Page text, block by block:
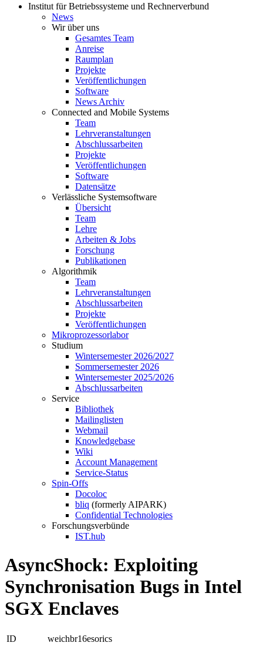
Institut für Betriebssysteme und Rechnerverbund
News
Wir über uns
Gesamtes Team
Anreise
Raumplan
Projekte
Veröffentlichungen
Software
News Archiv
Connected and Mobile Systems
Team
Lehrveranstaltungen
Abschlussarbeiten
Projekte
Veröffentlichungen
Software
Datensätze
Verlässliche Systemsoftware
Übersicht
Team
Lehre
Arbeiten & Jobs
Forschung
Publikationen
Algorithmik
Team
Lehrveranstaltungen
Abschlussarbeiten
Projekte
Veröffentlichungen
Mikroprozessorlabor
Studium
Wintersemester 2026/2027
Sommersemester 2026
Wintersemester 2025/2026
Abschlussarbeiten
Service
Bibliothek
Mailinglisten
Webmail
Knowledgebase
Wiki
Account Management
Service-Status
Spin-Offs
Docoloc
bliq (formerly AIPARK)
Confidential Technologies
Forschungsverbünde
IST.hub
AsyncShock: Exploiting
Synchronisation Bugs in Intel
SGX Enclaves
ID
weichbr16esorics